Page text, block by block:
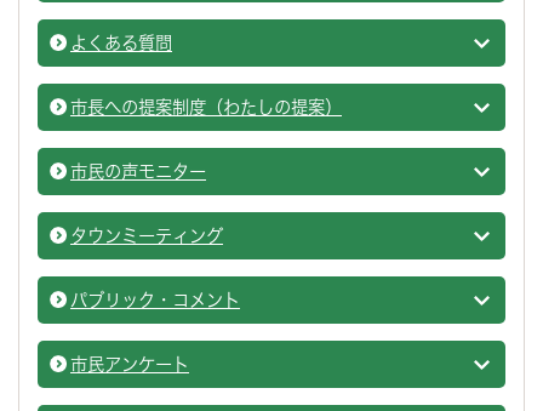
よくある質問
広聴・
市長への提案制度（わたしの提案）
広聴・
市民の声モニター
広聴・
タウンミーティング
広聴・
パブリック・コメント
パブリ
市民アンケート
広聴・